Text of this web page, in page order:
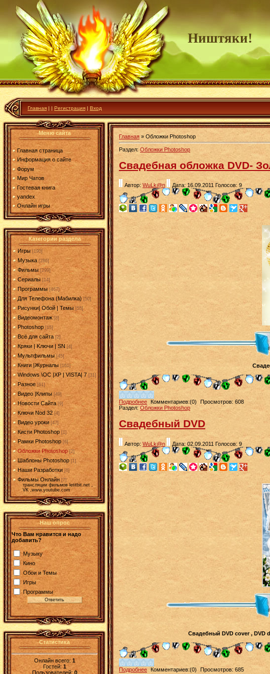
Ништяки!
Главная | | Регистрация | Вход
Меню сайта
Главная страница
Информация о сайте
Форум
Мир Чатов
Гостевая книга
yandex
Онлайн игры
Категории раздела
Игры [190]
Музыка [286]
Фильмы [299]
Сериалы [14]
Программы [467]
Для Телефона (Мабилка) [50]
Рисунки| Обой | Темы [55]
Видеомонтаж [8]
Photoshop [15]
Всё для сайта [2]
Кряки | Kлючи | SN [4]
Мультфильмы [45]
Книги |Журналы [161]
Windows \OC |XP | VISTA| 7 [31]
Разное [61]
Видео |Клипы [49]
Новости Сайта [9]
Ключи Nod 32 [4]
Видео уроки [47]
Кисти Photoshop [1]
Рамки Photoshop [6]
Обложки Photoshop [2]
Шаблоны Photoshop [1]
Наши Разработки [6]
Фильмы Онлайн [7]
трансляции фильмов letitbit.net ,
VK ,www.youtube.com
Наш опрос
Что Вам нравится и надо
добавить?
Музыку
Кино
Обои и Темы
Игры
Программы
Статистика
Онлайн всего:1
Гостей:1
Пользователей: 0
Главная » Обложки Photoshop
Раздел: Обложки Photoshop
Свадебная обложка DVD-
Автор: WuLk@n Дата: 16.09.2011 Голосов: 9
Подробнее Комментариев:(0)
Просмотров: 608
Раздел:Обложки Photoshop
Свадебный DVD
Автор: WuLk@n Дата: 02.09.2011 Голосов: 9
Свадебный DVD cover , DVD
Подробнее Комментариев:(0) Просмотров: 685